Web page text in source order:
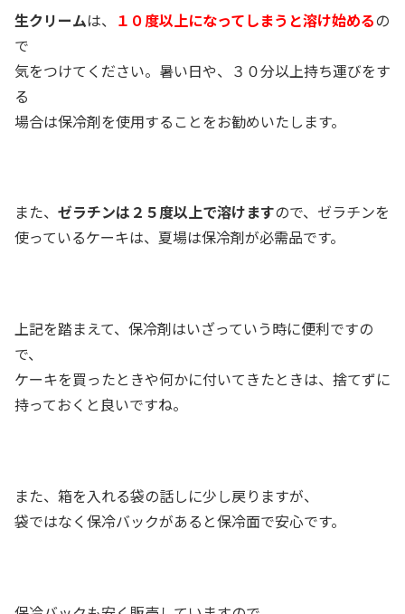
生クリームは、 １０度以上になってしまうと溶け始めるの
で
気をつけてください。暑い日や、３０分以上持ち運びをす
る
場合は保冷剤を使用することをお勧めいたします。
また、 ゼラチンは２５度以上で溶けますので、ゼラチンを
使っているケーキは、夏場は保冷剤が必需品です。
上記を踏まえて、保冷剤はいざっていう時に便利ですの
で、
ケーキを買ったときや何かに付いてきたときは、捨てずに
持っておくと良いですね。
また、箱を入れる袋の話しに少し戻りますが、
袋ではなく保冷バックがあると保冷面で安心です。